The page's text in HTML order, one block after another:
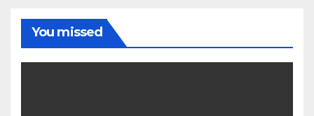
You missed